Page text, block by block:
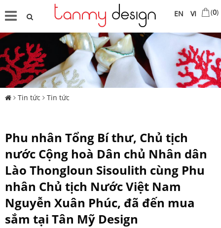
VI
EN (0)
Tin tức Tin tức
Phu nhân Tổng Bí thư, Chủ tịch
nước Cộng hoà Dân chủ Nhân dân
Lào Thongloun Sisoulith cùng Phu
nhân Chủ tịch Nước Việt Nam
Nguyễn Xuân Phúc, đã đến mua
sắm tại Tân Mỹ Design